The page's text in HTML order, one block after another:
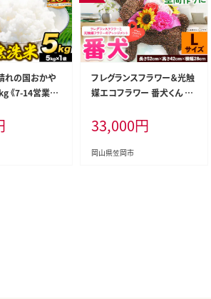
れの国おかや
《7-14営業日
岡山県産 米
ブレンド米
フレグランスフラワー＆光触
媒エコフラワー 番犬くん L
日以内に出荷予定(土日祝
除く)》岡山県 笠岡市 送料無
料 母の日 プレゼント アレン
33,000円
岡山県笠岡市